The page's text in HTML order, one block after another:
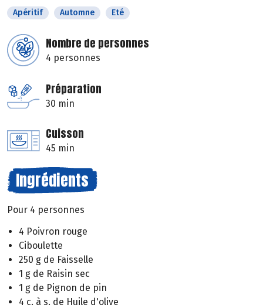
Apéritif Automne Eté
Nombre de personnes
4 personnes
Préparation
30 min
Cuisson
45 min
Ingrédients
Pour 4 personnes
4 Poivron rouge
Ciboulette
250 g de Faisselle
1 g de Raisin sec
1 g de Pignon de pin
4 c. à s. de Huile d'olive